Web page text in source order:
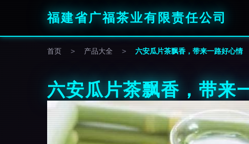
福建省广福茶业有限责任公司
首页 > 产品大全 > 六安瓜片茶飘香，带来一路好心情
六安瓜片茶飘香，带来